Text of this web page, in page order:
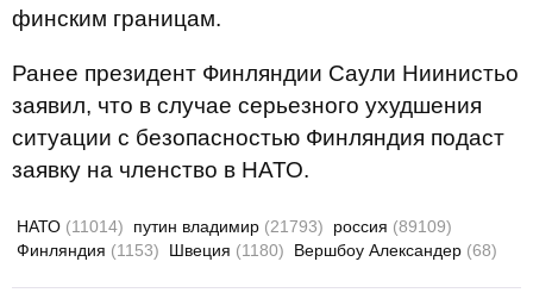
финским границам.
Ранее президент Финляндии Саули Ниинистьо
заявил, что в случае серьезного ухудшения
ситуации с безопасностью Финляндия подаст
заявку на членство в НАТО.
НАТО (11014) путин владимир (21793) россия (89109)
Финляндия (1153) Швеция (1180) Вершбоу Александер (68)